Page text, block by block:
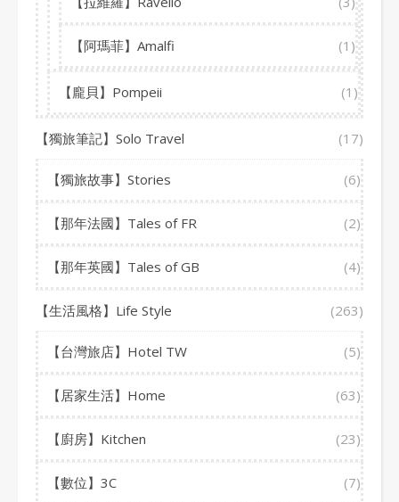
【阿瑪菲】Amalfi (1)
【龐貝】Pompeii (1)
【獨旅筆記】Solo Travel (17)
【獨旅故事】Stories (6)
【那年法國】Tales of FR (2)
【那年英國】Tales of GB (4)
【生活風格】Life Style (263)
【台灣旅店】Hotel TW (5)
【居家生活】Home (63)
【廚房】Kitchen (23)
【數位】3C (7)